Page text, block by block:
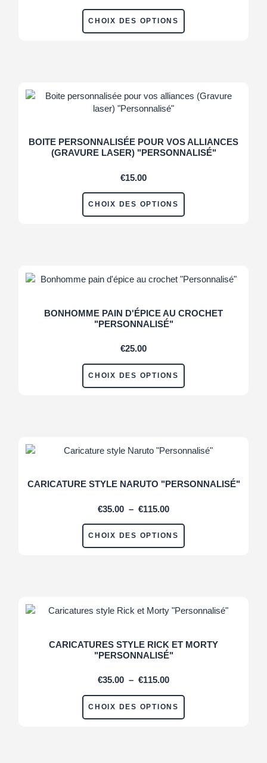
CHOIX DES OPTIONS
BOITE PERSONNALISÉE POUR VOS ALLIANCES
(GRAVURE LASER) "PERSONNALISÉ"
€15.00
CHOIX DES OPTIONS
BONHOMME PAIN D'ÉPICE AU CROCHET
"PERSONNALISÉ"
€25.00
CHOIX DES OPTIONS
CARICATURE STYLE NARUTO "PERSONNALISÉ"
€35.00 – €115.00
CHOIX DES OPTIONS
CARICATURES STYLE RICK ET MORTY
"PERSONNALISÉ"
€35.00 – €115.00
CHOIX DES OPTIONS